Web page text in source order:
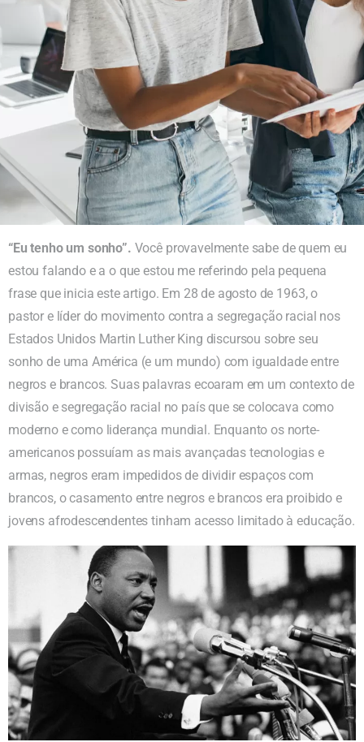
“Eu tenho um sonho”. Você provavelmente sabe de quem eu
estou falando e a o que estou me referindo pela pequena
frase que inicia este artigo. Em 28 de agosto de 1963, o
pastor e líder do movimento contra a segregação racial nos
Estados Unidos Martin Luther King discursou sobre seu
sonho de uma América (e um mundo) com igualdade entre
negros e brancos. Suas palavras ecoaram em um contexto de
divisão e segregação racial no país que se colocava como
moderno e como liderança mundial. Enquanto os norte-
americanos possuíam as mais avançadas tecnologias e
armas, negros eram impedidos de dividir espaços com
brancos, o casamento entre negros e brancos era proibido e
jovens afrodescendentes tinham acesso limitado à educação.